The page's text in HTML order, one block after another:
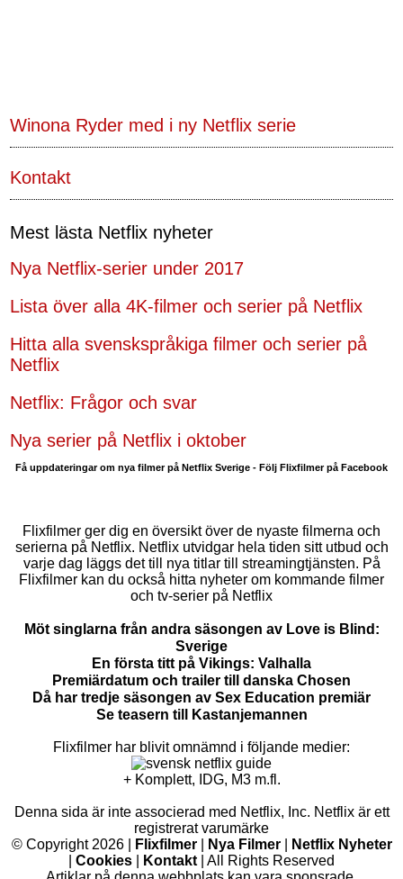
Winona Ryder med i ny Netflix serie
Kontakt
Mest lästa Netflix nyheter
Nya Netflix-serier under 2017
Lista över alla 4K-filmer och serier på Netflix
Hitta alla svenskspråkiga filmer och serier på
Netflix
Netflix: Frågor och svar
Nya serier på Netflix i oktober
Få uppdateringar om nya filmer på Netflix Sverige - Följ Flixfilmer på Facebook
Flixfilmer ger dig en översikt över de nyaste filmerna och
serierna på Netflix. Netflix utvidgar hela tiden sitt utbud och
varje dag läggs det till nya titlar till streamingtjänsten. På
Flixfilmer kan du också hitta nyheter om kommande filmer
och tv-serier på Netflix
Möt singlarna från andra säsongen av Love is Blind:
Sverige
En första titt på Vikings: Valhalla
Premiärdatum och trailer till danska Chosen
Då har tredje säsongen av Sex Education premiär
Se teasern till Kastanjemannen
Flixfilmer har blivit omnämnd i följande medier:
+ Komplett, IDG, M3 m.fl.
Denna sida är inte associerad med Netflix, Inc. Netflix är ett
registrerat varumärke
© Copyright 2026 |
Flixfilmer| Nya Filmer|
Netflix Nyheter
Cookies Kontakt | All Rights Reserved